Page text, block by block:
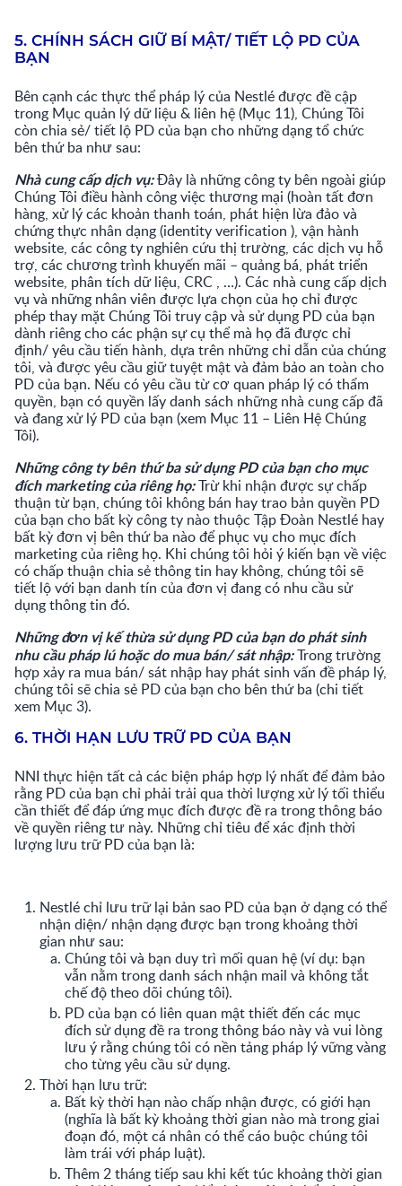
5. CHÍNH SÁCH GIỮ BÍ MẬT/ TIẾT LỘ PD CỦA
BẠN
Bên cạnh các thực thể pháp lý của Nestlé được đề cập
trong Mục quản lý dữ liệu & liên hệ (Mục 11), Chúng Tôi
còn chia sẻ/ tiết lộ PD của bạn cho những dạng tổ chức
bên thứ ba như sau:
Nhà cung cấp dịch vụ:Đây là những công ty bên ngoài giúp
Chúng Tôi điều hành công việc thương mại (hoàn tất đơn
hàng, xử lý các khoản thanh toán, phát hiện lừa đảo và
chứng thực nhân dạng (identity verification ), vận hành
website, các công ty nghiên cứu thị trường, các dịch vụ hỗ
trợ, các chương trình khuyến mãi – quảng bá, phát triển
website, phân tích dữ liệu, CRC , …). Các nhà cung cấp dịch
vụ và những nhân viên được lựa chọn của họ chỉ được
phép thay mặt Chúng Tôi truy cập và sử dụng PD của bạn
dành riêng cho các phận sự cụ thể mà họ đã được chỉ
định/ yêu cầu tiến hành, dựa trên những chỉ dẫn của chúng
tôi, và được yêu cầu giữ tuyệt mật và đảm bảo an toàn cho
PD của bạn. Nếu có yêu cầu từ cơ quan pháp lý có thẩm
quyền, bạn có quyền lấy danh sách những nhà cung cấp đã
và đang xử lý PD của bạn (xem Mục 11 – Liên Hệ Chúng
Tôi).
Những công ty bên thứ ba sử dụng PD của bạn cho mục
đích marketing của riêng họ:Trừ khi nhận được sự chấp
thuận từ bạn, chúng tôi không bán hay trao bản quyền PD
của bạn cho bất kỳ công ty nào thuộc Tập Đoàn Nestlé hay
bất kỳ đơn vị bên thứ ba nào để phục vụ cho mục đích
marketing của riêng họ. Khi chúng tôi hỏi ý kiến bạn về việc
có chấp thuận chia sẻ thông tin hay không, chúng tôi sẽ
tiết lộ với bạn danh tín của đơn vị đang có nhu cầu sử
dụng thông tin đó.
Những đơn vị kế thừa sử dụng PD của bạn do phát sinh
nhu cầu pháp lú hoặc do mua bán/ sát nhập:Trong trường
hợp xảy ra mua bán/ sát nhập hay phát sinh vấn đề pháp lý,
chúng tôi sẽ chia sẻ PD của bạn cho bên thứ ba (chi tiết
xem Mục 3).
6. THỜI HẠN LƯU TRỮ PD CỦA BẠN
NNI thực hiện tất cả các biện pháp hợp lý nhất để đảm bảo
rằng PD của bạn chỉ phải trải qua thời lượng xử lý tối thiểu
cần thiết để đáp ứng mục đích được đề ra trong thông báo
về quyền riêng tư này. Những chỉ tiêu để xác định thời
lượng lưu trữ PD của bạn là:
Nestlé chỉ lưu trữ lại bản sao PD của bạn ở dạng có thể
nhận diện/ nhận dạng được bạn trong khoảng thời
gian như sau:
Chúng tôi và bạn duy trì mối quan hệ (ví dụ: bạn
vẫn nằm trong danh sách nhận mail và không tắt
chế độ theo dõi chúng tôi).
PD của bạn có liên quan mật thiết đến các mục
đích sử dụng đề ra trong thông báo này và vui lòng
lưu ý rằng chúng tôi có nền tảng pháp lý vững vàng
cho từng yêu cầu sử dụng.
Thời hạn lưu trữ:
Bất kỳ thời hạn nào chấp nhận được, có giới hạn
(nghĩa là bất kỳ khoảng thời gian nào mà trong giai
đoạn đó, một cá nhân có thể cáo buộc chúng tôi
làm trái với pháp luật).
Thêm 2 tháng tiếp sau khi kết túc khoảng thời gian